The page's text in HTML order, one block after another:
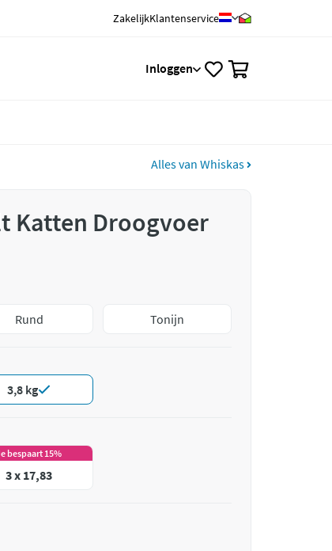
ZakelijkKlantenservice
Inloggen
Alles van Whiskas
Katten Droogvoer
Rund Tonijn
3,8 kg
bespaart 15%
3 x 17,83